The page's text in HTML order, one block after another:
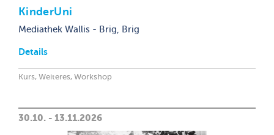
KinderUni
Mediathek Wallis - Brig, Brig
Details
Kurs, Weiteres, Workshop
30.10. - 13.11.2026